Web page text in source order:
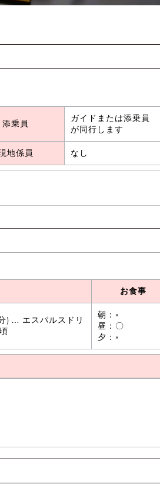
添乗員
ガイドまたは添乗員
が同行します
地係員 なし
お食事
) … エスパルスドリ
朝：×
昼：〇
夕：×